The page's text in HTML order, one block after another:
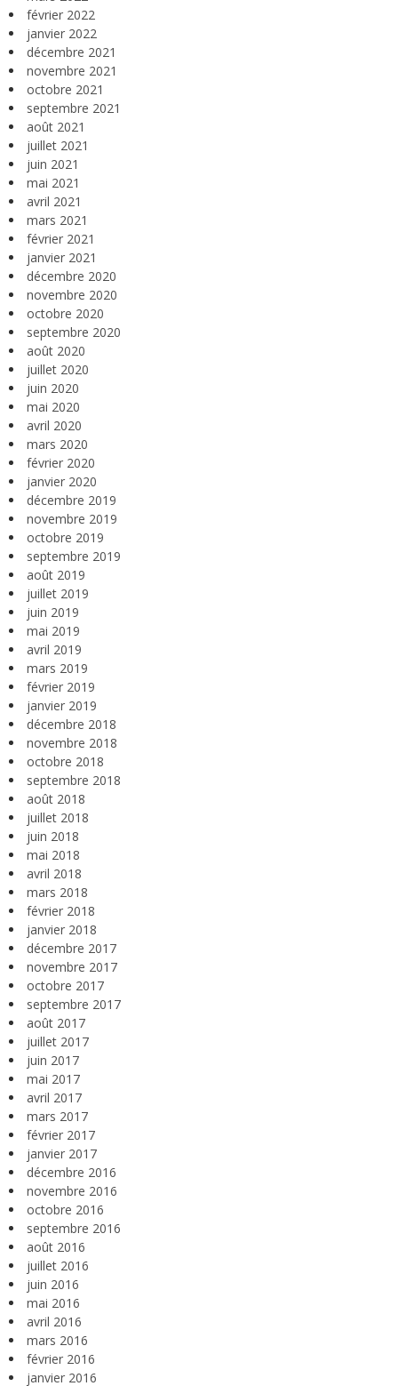
février 2022
janvier 2022
décembre 2021
novembre 2021
octobre 2021
septembre 2021
août 2021
juillet 2021
juin 2021
mai 2021
avril 2021
mars 2021
février 2021
janvier 2021
décembre 2020
novembre 2020
octobre 2020
septembre 2020
août 2020
juillet 2020
juin 2020
mai 2020
avril 2020
mars 2020
février 2020
janvier 2020
décembre 2019
novembre 2019
octobre 2019
septembre 2019
août 2019
juillet 2019
juin 2019
mai 2019
avril 2019
mars 2019
février 2019
janvier 2019
décembre 2018
novembre 2018
octobre 2018
septembre 2018
août 2018
juillet 2018
juin 2018
mai 2018
avril 2018
mars 2018
février 2018
janvier 2018
décembre 2017
novembre 2017
octobre 2017
septembre 2017
août 2017
juillet 2017
juin 2017
mai 2017
avril 2017
mars 2017
février 2017
janvier 2017
décembre 2016
novembre 2016
octobre 2016
septembre 2016
août 2016
juillet 2016
juin 2016
mai 2016
avril 2016
mars 2016
février 2016
janvier 2016